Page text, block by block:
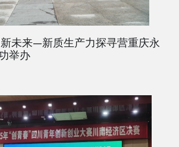
未来—新质生产力探寻营重庆永
举办